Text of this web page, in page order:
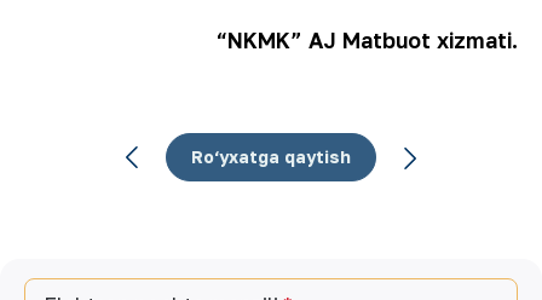
“NKMK” AJ Matbuot xizmati.
Ro‘yxatga qaytish